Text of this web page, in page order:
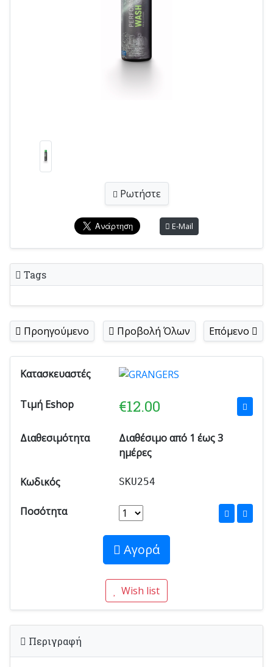
Ρωτήστε
E-Mail
Tags
Προηγούμενο Προβολή Όλων Επόμενο
Κατασκευαστές
Τιμή Eshop €12.00
Διαθεσιμότητα
Διαθέσιμο από 1 έως 3
ημέρες
Κωδικός SKU254
Ποσότητα
Αγορά
Wish list
Περιγραφή